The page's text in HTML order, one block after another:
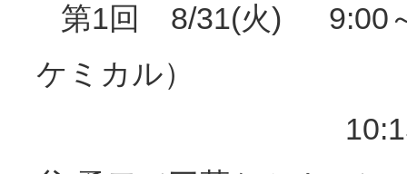
第1回 8/31(火) 9:00～
ケミカル）
10:15～11:30